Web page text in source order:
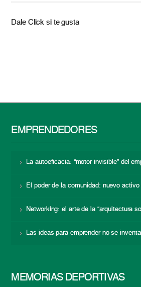
Dale Click si te gusta
EMPRENDEDORES
La autoeficacia: “motor invisible” del
El poder de la comunidad: nuevo activo
Networking: el arte de la “arquitectura
Las ideas para emprender no se
MEMORIAS DEPORTIVAS